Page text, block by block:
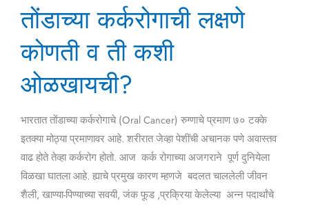
तोंडाच्या कर्करोगाची लक्षणे
कोणती व ती कशी
ओळखायची?
भारतात तोंडाच्या कर्करोगाचे (Oral Cancer) रुग्णाचे प्रमाण ७० टक्के
इतक्या मोठ्या प्रमाणावर आहे. शरीरात जेव्हा पेशींची अचानक पणे अवास्तव
वाढ होते तेव्हा कर्करोग होतो. आज कर्क रोगाच्या अजगराने पूर्ण दुनियेला
विळखा घातला आहे. ह्याचे प्रमुख कारण म्हणजे बदलत चाललेली जीवन
शैली, खाण्या-पिण्याच्या सवयी, जंक फूड ,प्रक्रिया केलेल्या अन्न पदार्थांचे
कर्करोगाची
कोणती
ती
ओळखायची?